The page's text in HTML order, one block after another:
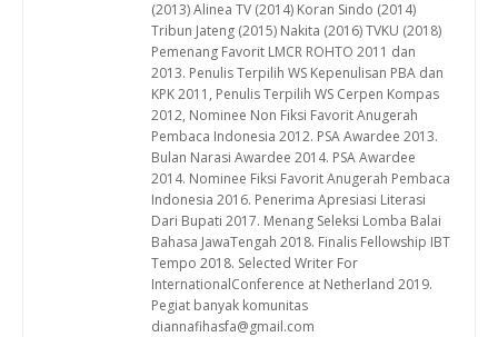
(2013) Alinea TV (2014) Koran Sindo (2014)
Tribun Jateng (2015) Nakita (2016) TVKU (2018)
Pemenang Favorit LMCR ROHTO 2011 dan
2013. Penulis Terpilih WS Kepenulisan PBA dan
KPK 2011, Penulis Terpilih WS Cerpen Kompas
2012, Nominee Non Fiksi Favorit Anugerah
Pembaca Indonesia 2012. PSA Awardee 2013.
Bulan Narasi Awardee 2014. PSA Awardee
2014. Nominee Fiksi Favorit Anugerah Pembaca
Indonesia 2016. Penerima Apresiasi Literasi
Dari Bupati 2017. Menang Seleksi Lomba Balai
Bahasa JawaTengah 2018. Finalis Fellowship IBT
Tempo 2018. Selected Writer For
InternationalConference at Netherland 2019.
Pegiat banyak komunitas
diannafihasfa@gmail.com